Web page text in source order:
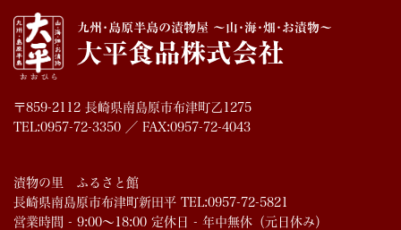
〒859-2112 長崎県南島原市布津町乙1275
TEL:0957-72-3350 ／ FAX:0957-72-4043
漬物の里 ふるさと館
長崎県南島原市布津町新田平 TEL:0957-72-5821
営業時間 - 9:00～18:00 定休日 - 年中無休（元日休み）